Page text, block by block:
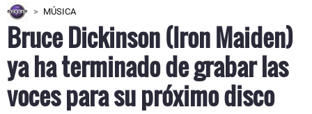
MÚSICA
Bruce Dickinson (Iron Maiden)
ya ha terminado de grabar las
voces para su próximo disco